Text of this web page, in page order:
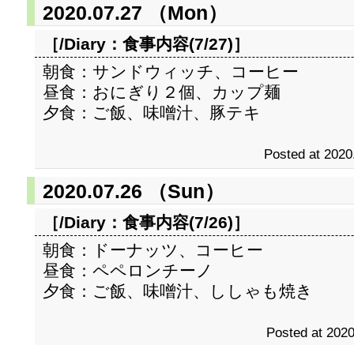
2020.07.27 （Mon）
［/Diary： 食事内容(7/27)］
朝食：サンドウィッチ、コーヒー
昼食：おにぎり２個、カップ麺
夕食：ご飯、味噌汁、豚テキ
Posted at
2020.07.26 （Sun）
［/Diary： 食事内容(7/26)］
朝食：ドーナッツ、コーヒー
昼食：ペペロンチーノ
夕食：ご飯、味噌汁、ししゃも焼き
Posted at